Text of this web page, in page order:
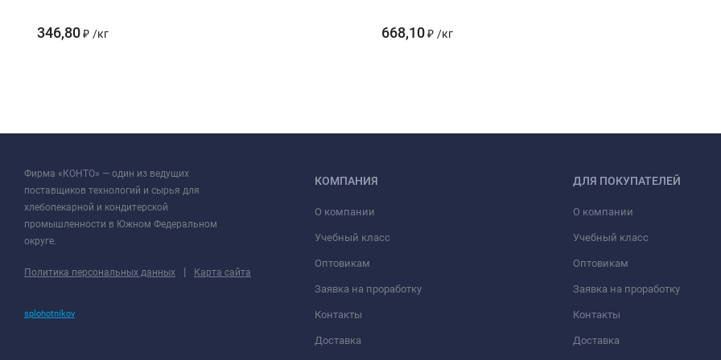
346,80₽ /кг 668,10₽ /кг
Фирма «КОНТО» — один из ведущих
поставщиков технологий и сырья для
хлебопекарной и кондитерской
промышленности в Южном Федеральном
округе.
Политика персональных данных | Карта сайта
splohotnikov
КОМПАНИЯ
О компании
Учебный класс
Оптовикам
Заявка на проработку
Контакты
Доставка
ДЛЯ ПОКУПАТЕЛЕЙ
О компании
Учебный класс
Оптовикам
Заявка на проработку
Контакты
Доставка